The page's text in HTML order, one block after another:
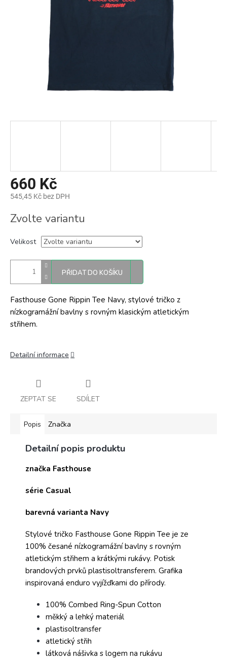
660 Kč
545,45 Kč bez DPH
cena:
Zvolte variantu
Velikost
PŘIDAT DO KOŠÍKU
Fasthouse Gone Rippin Tee Navy, stylové tričko z
nízkogramážní bavlny s rovným klasickým atletickým
střihem.
Detailní informace
ZEPTAT SE SDÍLET
Popis Značka
Detailní popis produktu
značka Fasthouse
série Casual
barevná varianta Navy
Stylové tričko Fasthouse Gone Rippin Tee je ze
100% česané nízkogramážní bavlny s rovným
atletickým střihem a krátkými rukávy. Potisk
brandových prvků plastisoltransferem. Grafika
inspirovaná enduro vyjížďkami do přírody.
100% Combed Ring-Spun Cotton
měkký a lehký materiál
plastisoltransfer
atletický střih
látková nášivka s logem na rukávu